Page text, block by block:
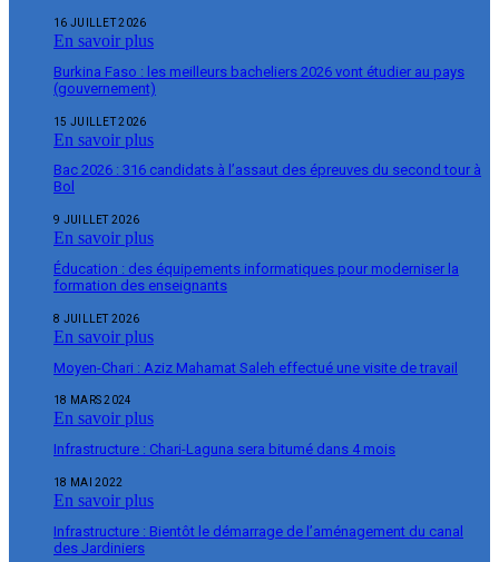
16 JUILLET 2026
En savoir plus
Burkina Faso : les meilleurs bacheliers 2026 vont étudier au pays
(gouvernement)
15 JUILLET 2026
En savoir plus
Bac 2026 : 316 candidats à l’assaut des épreuves du second tour à
Bol
9 JUILLET 2026
En savoir plus
Éducation : des équipements informatiques pour moderniser la
formation des enseignants
8 JUILLET 2026
En savoir plus
Moyen-Chari : Aziz Mahamat Saleh effectué une visite de travail
18 MARS 2024
En savoir plus
Infrastructure : Chari-Laguna sera bitumé dans 4 mois
18 MAI 2022
En savoir plus
Infrastructure : Bientôt le démarrage de l’aménagement du canal
des Jardiniers